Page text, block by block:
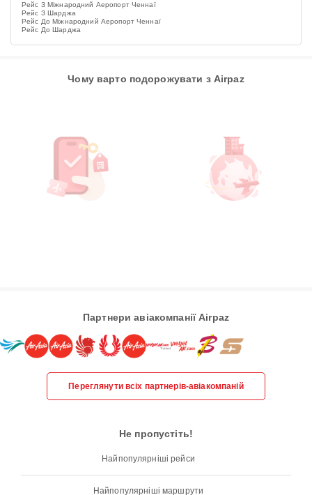
Рейс З Міжнародний Аеропорт Ченнаї
Рейс З Шарджа
Рейс До Міжнародний Аеропорт Ченнаї
Рейс До Шарджа
Чому варто подорожувати з Airpaz
Партнери авіакомпанії Airpaz
Переглянути всіх партнерів-авіакомпаній
Не пропустіть!
Найпопулярніші рейси
Найпопулярніші маршрути